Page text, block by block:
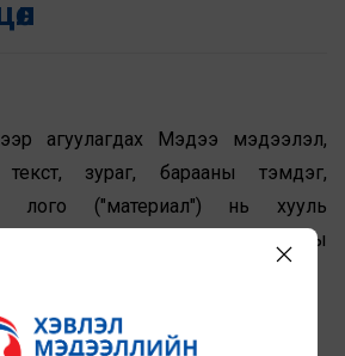
агуулагдах Мэдээ мэдээлэл,
текст, зураг, барааны тэмдэг,
лого ("материал") нь хууль
эрх болон бусад оюуны
болно.